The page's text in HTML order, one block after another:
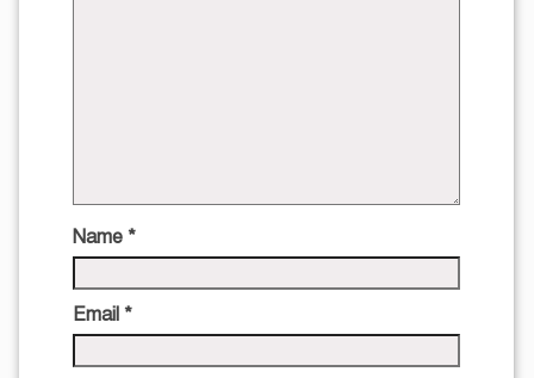
Name *
Email *